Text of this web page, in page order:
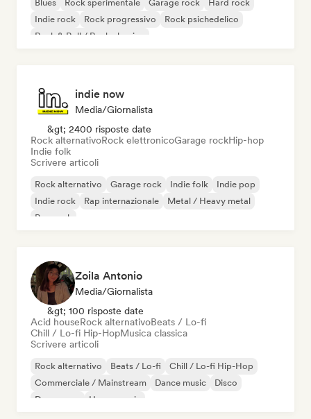
Blues Rock sperimentale Garage rock
Hard rock
Indie rock
Rock progressivo
Rock psichedelico
Rock & Roll / Rock classico
indie now
Media/Giornalista
&gt; 2400 risposte date
Rock alternativoRock elettronicoGarage rockHip-hop
Indie folk
Scrivere articoli
Rock alternativo Garage rock Indie folk
Indie pop
Indie rock
Rap internazionale
Metal / Heavy metal
Pop rock
Zoila Antonio
Media/Giornalista
&gt; 100 risposte date
Acid houseRock alternativoBeats / Lo-fi
Chill / Lo-fi Hip-HopMusica classica
Scrivere articoli
Rock alternativo Beats / Lo-fi
Chill / Lo-fi Hip-Hop
Commerciale / Mainstream
Dance music
Disco
Dream pop
House music